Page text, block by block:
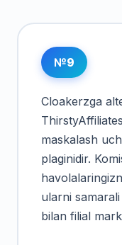
№9
Cloakerzga
maskalash
plaginidir.
ularni
bilan filial